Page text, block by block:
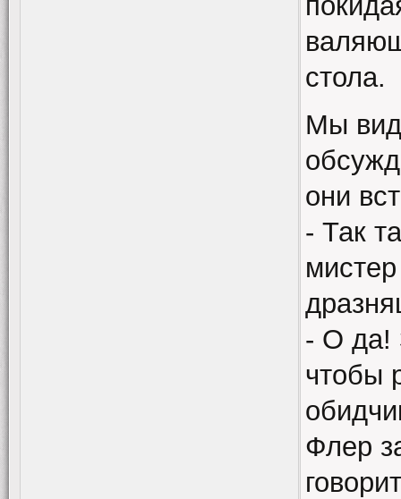
стола.
Мы
они
- Так
- О да!
чтобы
Флер